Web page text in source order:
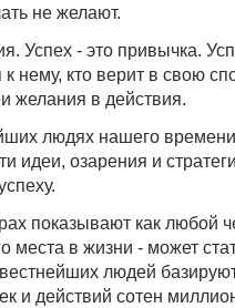
не желают.
Успех - это привычка.
к нему, кто верит в свою
желания в действия.
людях нашего
идеи, озарения и
показывают как любой
места в жизни - может
людей
и действий сотен